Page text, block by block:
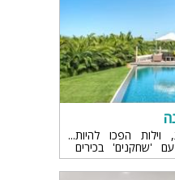
וילות הפכו להיות
'שחקנים' בכירים
בתי מלון, קומפלקסים